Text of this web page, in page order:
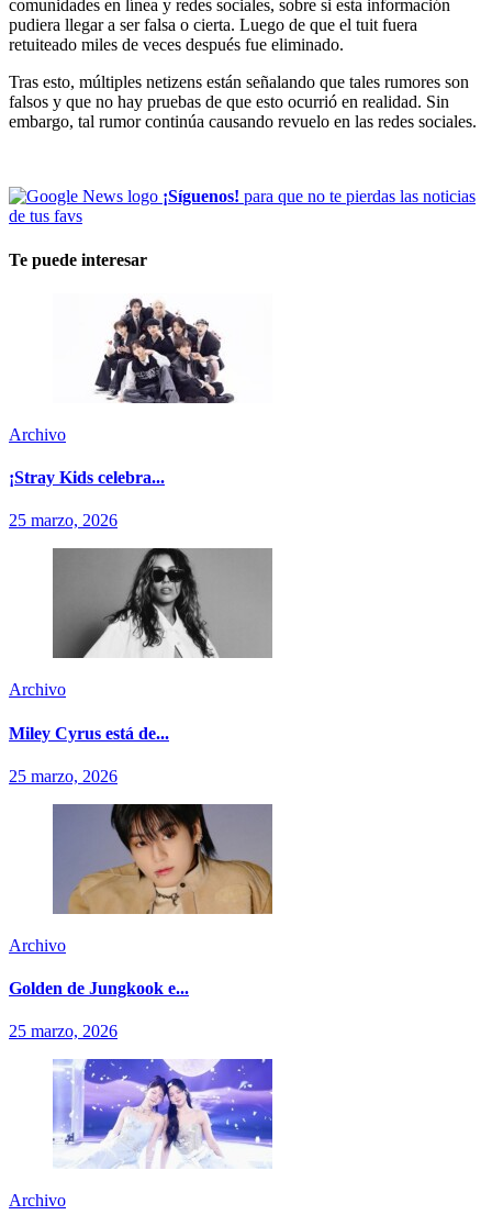
comunidades en línea y redes sociales, sobre si esta información
pudiera llegar a ser falsa o cierta. Luego de que el tuit fuera
retuiteado miles de veces después fue eliminado.
Tras esto, múltiples netizens están señalando que tales rumores son
falsos y que no hay pruebas de que esto ocurrió en realidad. Sin
embargo, tal rumor continúa causando revuelo en las redes sociales.
¡Síguenos! para que no te pierdas las noticias
de tus favs
Te puede interesar
Archivo
¡Stray Kids celebra...
25 marzo, 2026
Archivo
Miley Cyrus está de...
25 marzo, 2026
Archivo
Golden de Jungkook e...
25 marzo, 2026
Archivo